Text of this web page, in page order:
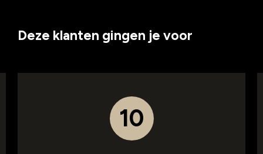
Deze klanten gingen je voor
10